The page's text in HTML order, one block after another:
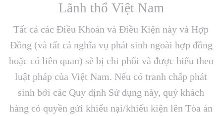
Lãnh thổ Việt Nam
Tất cả các Điều Khoản và Điều Kiện này và Hợp
Đồng (và tất cả nghĩa vụ phát sinh ngoài hợp đồng
hoặc có liên quan) sẽ bị chi phối và được hiểu theo
luật pháp của Việt Nam. Nếu có tranh chấp phát
sinh bởi các Quy định Sử dụng này, quý khách
hàng có quyền gửi khiếu nại/khiếu kiện lên Tòa án